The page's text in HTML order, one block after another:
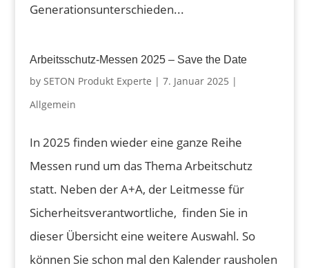
Generationsunterschieden...
Arbeitsschutz-Messen 2025 – Save the Date
by SETON Produkt Experte | 7. Januar 2025 |
Allgemein
In 2025 finden wieder eine ganze Reihe
Messen rund um das Thema Arbeitschutz
statt. Neben der A+A, der Leitmesse für
Sicherheitsverantwortliche, finden Sie in
dieser Übersicht eine weitere Auswahl. So
können Sie schon mal den Kalender rausholen